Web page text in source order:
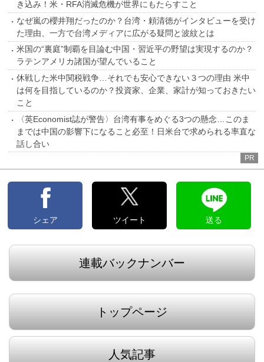
き込み！米・RFA消滅危機が世界にもたらすこと
なぜ嵐の櫻井翔だったのか？台湾・頼清徳がインタビューを受け
た理由、一方で台湾メディアに広がる疑問と波紋とは
米国の“裏庭”制覇を目論む中国・習近平の野望は実現するのか？
ラテンアメリカ諸国が望んでいること
休戦した米中関税戦争…それでも安心できない３つの理由 米中
は何を目指しているのか？投資家、企業、家計が知っておきたい
こと
〈英Economist誌が警告〉台湾有事をめぐる3つの懸念…このま
までは中国の影響下になること必至！日米台で求められる率直な
話し合い
PR
シェア ツイート 送る
連載バックナンバー
トップページ
人気記事